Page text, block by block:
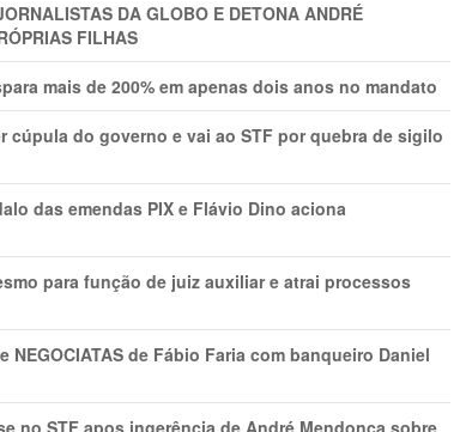
DA GLOBO E DETONA ANDRÉ
FILHAS
mais de 200% em apenas dois anos no mandato
cúpula do governo e vai ao STF por quebra de sigilo
das emendas PIX e Flávio Dino aciona
para função de juiz auxiliar e atrai processos
NEGOCIATAS de Fábio Faria com banqueiro Daniel
no STF apos ingerência de André Mendonça sobre